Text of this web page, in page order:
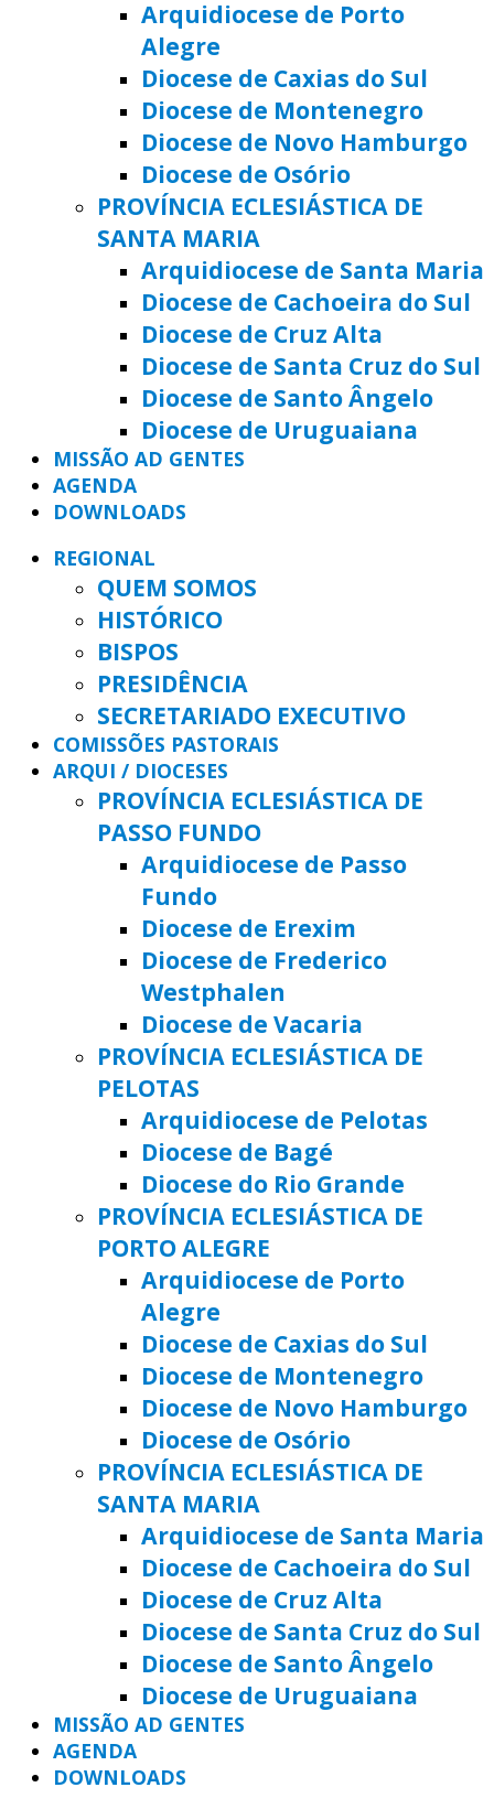
Arquidiocese de Porto
Alegre
Diocese de Caxias do Sul
Diocese de Montenegro
Diocese de Novo Hamburgo
Diocese de Osório
PROVÍNCIA ECLESIÁSTICA DE
SANTA MARIA
Arquidiocese de Santa Maria
Diocese de Cachoeira do Sul
Diocese de Cruz Alta
Diocese de Santa Cruz do Sul
Diocese de Santo Ângelo
Diocese de Uruguaiana
MISSÃO AD GENTES
AGENDA
DOWNLOADS
REGIONAL
QUEM SOMOS
HISTÓRICO
BISPOS
PRESIDÊNCIA
SECRETARIADO EXECUTIVO
COMISSÕES PASTORAIS
ARQUI / DIOCESES
PROVÍNCIA ECLESIÁSTICA DE
PASSO FUNDO
Arquidiocese de Passo
Fundo
Diocese de Erexim
Diocese de Frederico
Westphalen
Diocese de Vacaria
PROVÍNCIA ECLESIÁSTICA DE
PELOTAS
Arquidiocese de Pelotas
Diocese de Bagé
Diocese do Rio Grande
PROVÍNCIA ECLESIÁSTICA DE
PORTO ALEGRE
Arquidiocese de Porto
Alegre
Diocese de Caxias do Sul
Diocese de Montenegro
Diocese de Novo Hamburgo
Diocese de Osório
PROVÍNCIA ECLESIÁSTICA DE
SANTA MARIA
Arquidiocese de Santa Maria
Diocese de Cachoeira do Sul
Diocese de Cruz Alta
Diocese de Santa Cruz do Sul
Diocese de Santo Ângelo
Diocese de Uruguaiana
MISSÃO AD GENTES
AGENDA
DOWNLOADS